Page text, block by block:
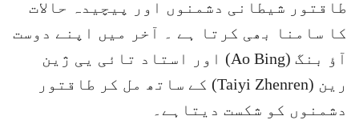
طاقتور شیطانی دشمنوں اور پیچیدہ حالات
کا سامنا بھی کرتا ہے ۔ آخر میں اپنے دوست
آؤ بنگ (Ao Bing) اور استاد تائی یی ژین
رین (Taiyi Zhenren) کے ساتھ مل کر طاقتور
دشمنوں کو شکست دیتاہے۔